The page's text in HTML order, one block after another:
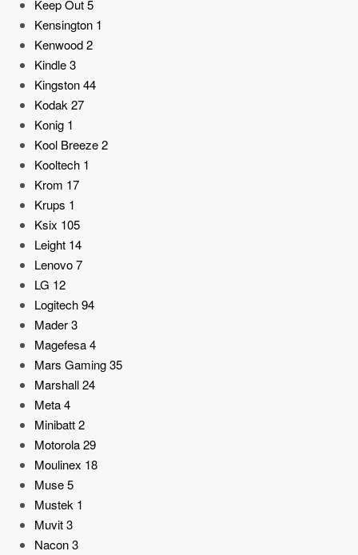
Keep Out5
Kensington 1
Kenwood2
Kindle3
Kingston44
Kodak27
Konig 1
Kool Breeze2
Kooltech 1
Krom 17
Krups 1
Ksix 105
Leight 14
Lenovo7
LG 12
Logitech94
Mader3
Magefesa4
Mars Gaming35
Marshall24
Meta4
Minibatt2
Motorola29
Moulinex 18
Muse5
Mustek 1
Muvit3
Nacon3